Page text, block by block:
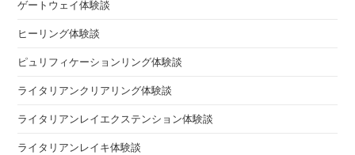
ゲートウェイ体験談
ヒーリング体験談
ピュリフィケーションリング体験談
ライタリアンクリアリング体験談
ライタリアンレイエクステンション体験談
ライタリアンレイキ体験談